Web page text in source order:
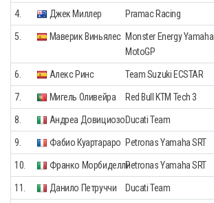
4. Джек Миллер Pramac Racing
5. Маверик Виньялес Monster Energy Yamaha
MotoGP
6. Алекс Ринс Team Suzuki ECSTAR
7. Мигель Оливейра Red Bull KTM Tech 3
8. Андреа ДовициозоDucati Team
9. Фабио Куартараро Petronas Yamaha SRT
10. Франко МорбиделлиPetronas Yamaha SRT
11. Данило Петруччи Ducati Team